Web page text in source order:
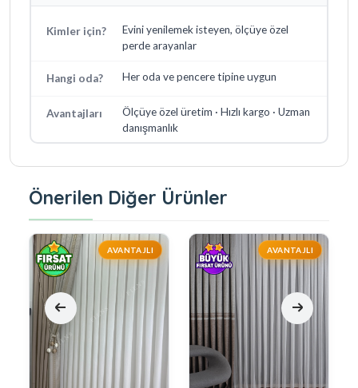
Kimler için?
Evini yenilemek isteyen, ölçüye özel
perde arayanlar
Hangi oda? Her oda ve pencere tipine uygun
Avantajları
Ölçüye özel üretim · Hızlı kargo · Uzman
danışmanlık
Önerilen Diğer Ürünler
AVANTAJLI AVANTAJLI